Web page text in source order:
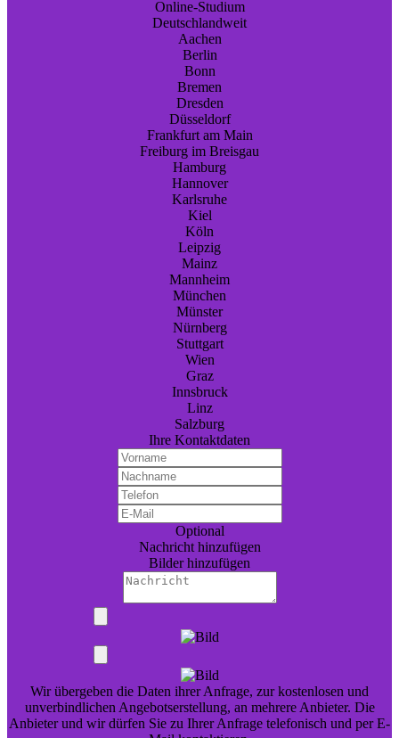
Online-Studium
Deutschlandweit
Aachen
Berlin
Bonn
Bremen
Dresden
Düsseldorf
Frankfurt am Main
Freiburg im Breisgau
Hamburg
Hannover
Karlsruhe
Kiel
Köln
Leipzig
Mainz
Mannheim
München
Münster
Nürnberg
Stuttgart
Wien
Graz
Innsbruck
Linz
Salzburg
Ihre Kontaktdaten
Optional
Nachricht hinzufügen
Bilder hinzufügen
Wir übergeben die Daten ihrer Anfrage, zur kostenlosen und
unverbindlichen Angebotserstellung, an mehrere Anbieter. Die
Anbieter und wir dürfen Sie zu Ihrer Anfrage telefonisch und per E-